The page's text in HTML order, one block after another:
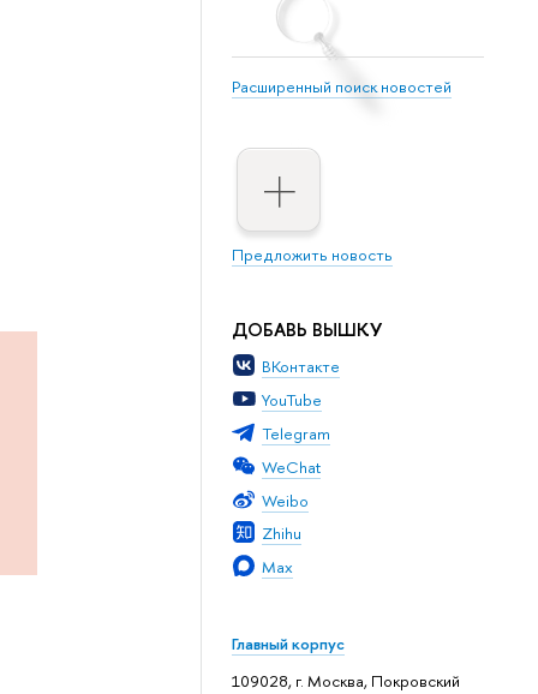
Расширенный поиск новостей
Предложить новость
ДОБАВЬ ВЫШКУ
ВКонтакте
YouTube
Telegram
WeChat
Weibo
Zhihu
Max
Главный корпус
109028, г. Москва, Покровский